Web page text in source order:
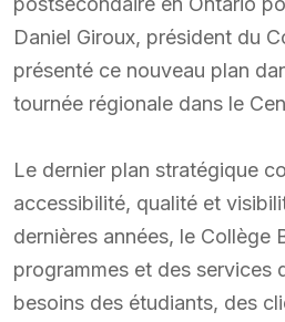
Daniel Giroux, président du
présenté ce nouveau plan
tournée régionale dans le
Le dernier plan stratégique
accessibilité, qualité et
dernières années, le Collège
programmes et des services
besoins des étudiants, des